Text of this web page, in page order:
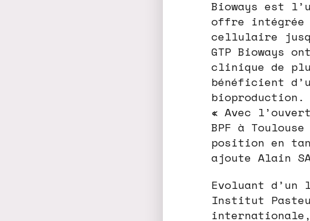
Bioways est
offre intégrée
cellulaire
GTP Bioways
clinique de
bénéficient
bioproduction.
« Avec
BPF à
position en
ajoute Alain
Evoluant d’un
Institut